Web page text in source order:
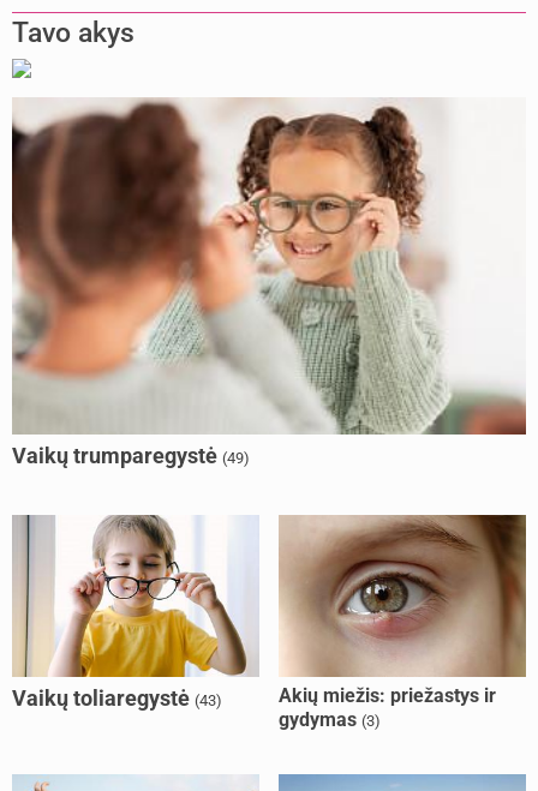
Tavo akys
Vaikų trumparegystė (49)
Vaikų toliaregystė (43)
Akių miežis: priežastys ir
gydymas (3)